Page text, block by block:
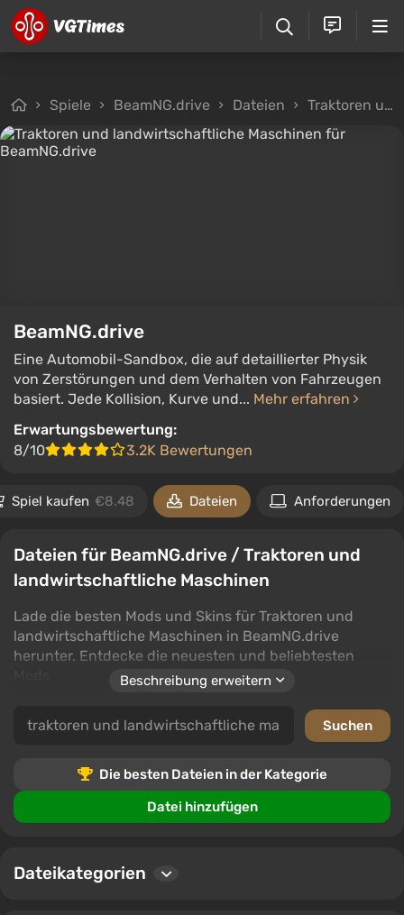
Spiele BeamNG.drive Dateien Traktoren und landwirtschaftliche Maschinen
BeamNG.drive
Eine Automobil-Sandbox, die auf detaillierter Physik
von Zerstörungen und dem Verhalten von Fahrzeugen
basiert. Jede Kollision, Kurve und... Mehr erfahren
Erwartungsbewertung:
8/10
3.2K Bewertungen
Spiel kaufen €8.48 Dateien Anforderungen
Dateien für BeamNG.drive / Traktoren und
landwirtschaftliche Maschinen
Lade die besten Mods und Skins für Traktoren und
landwirtschaftliche Maschinen in BeamNG.drive
herunter. Entdecke die neuesten und beliebtesten
Diese Kategorie bietet eine breite Palette an
Möglichkeiten, um dein Erlebnis in BeamNG.drive zu
klassischen Landmaschinen ist für jeden Geschmack
etwas dabei.
Nutzer können Kommentare hinterlassen und Dateien
und nützlichsten Mods findest.
Beschreibung erweitern
Die besten Dateien in der Kategorie
Datei hinzufügen
Dateikategorien